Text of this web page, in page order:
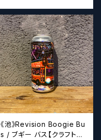
《池》Revision Boogie Bu
s / ブギー バス【クラフトビ